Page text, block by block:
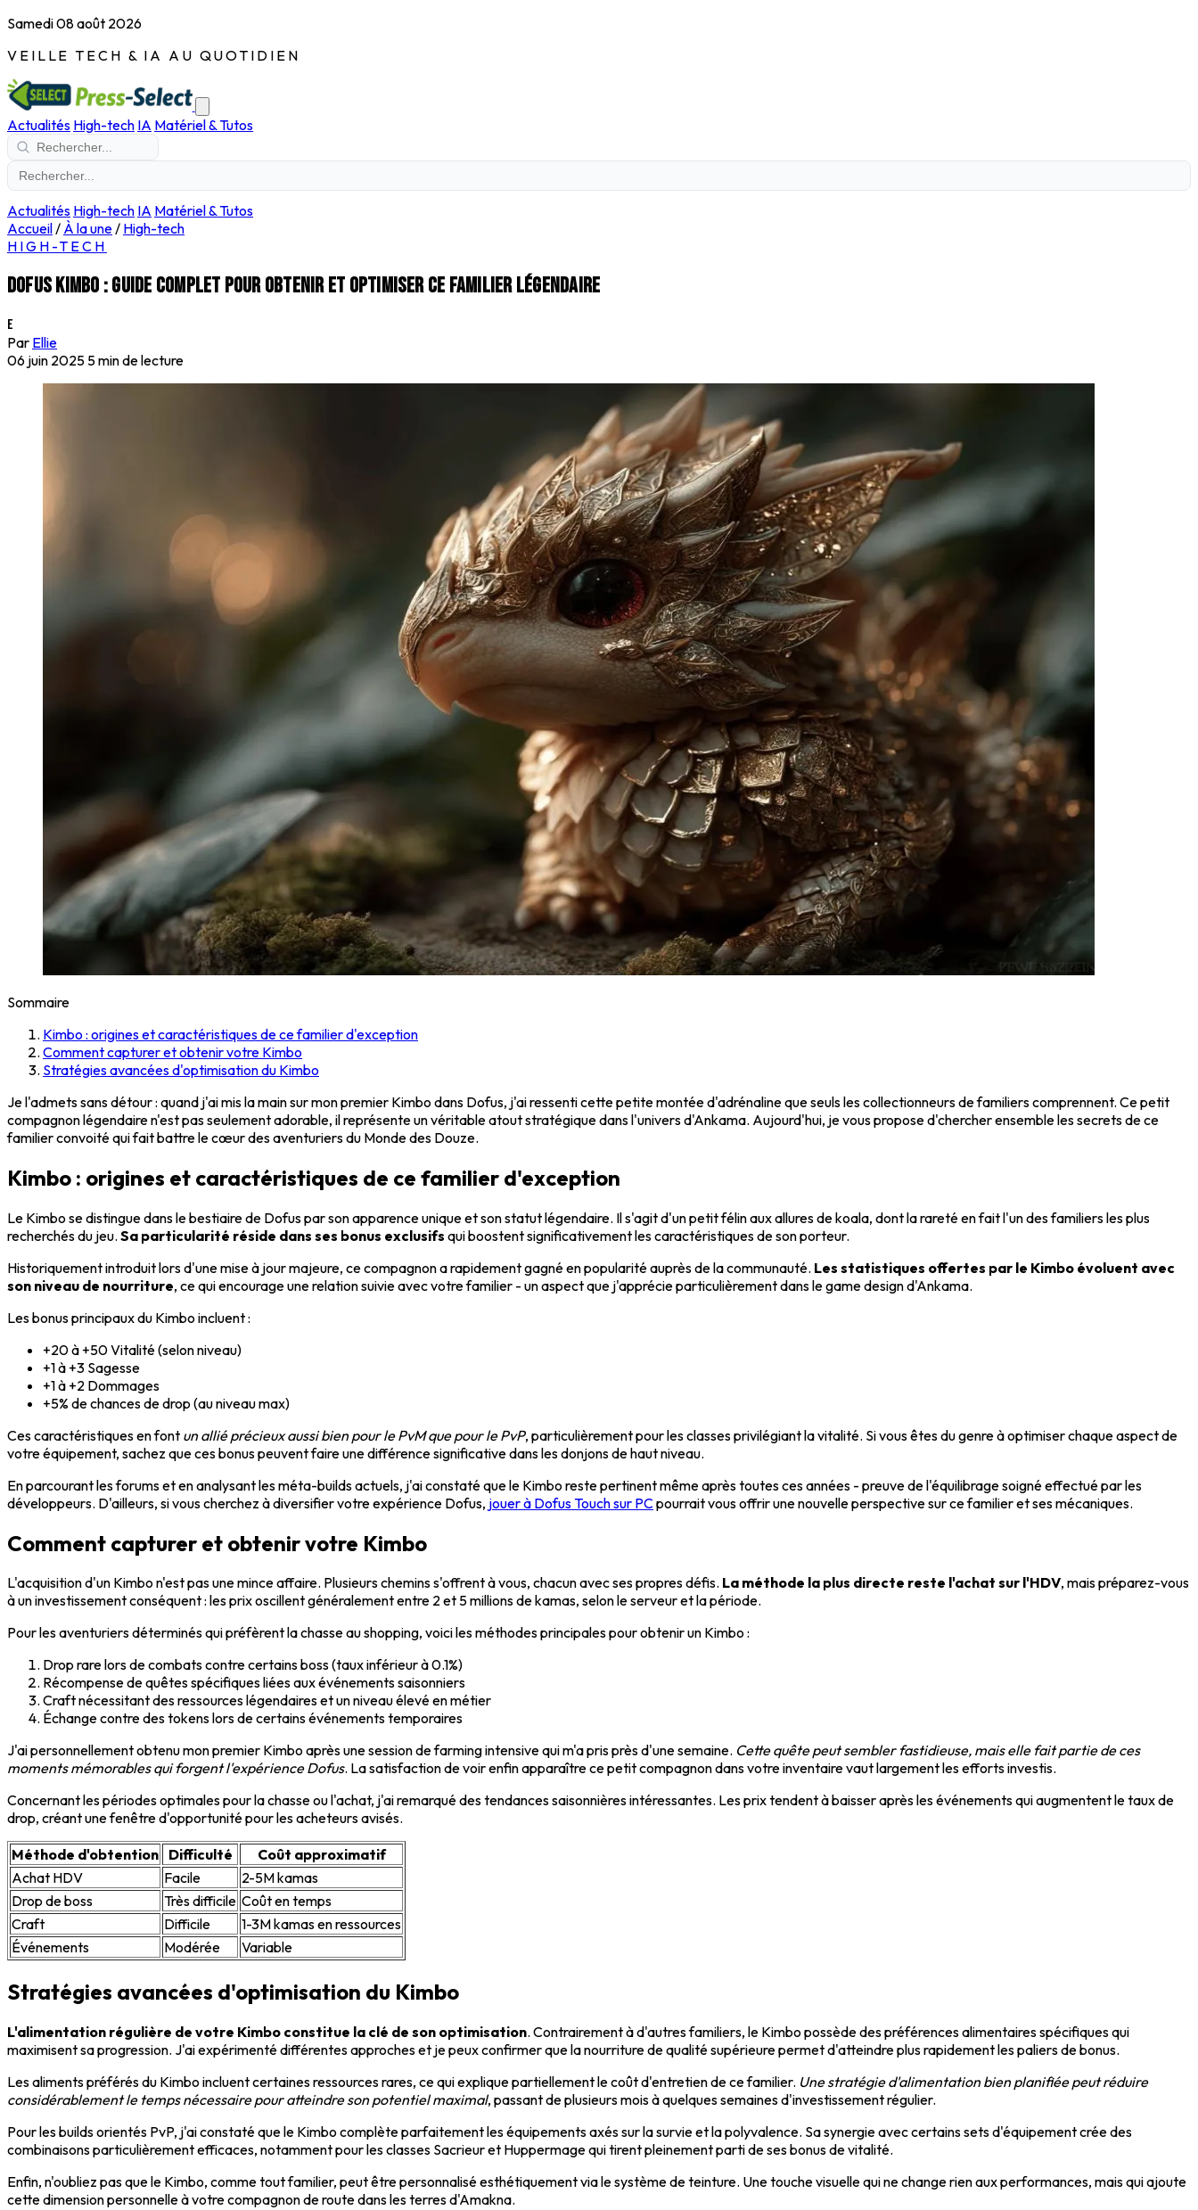
Samedi 08 août 2026
VEILLE TECH & IA AU QUOTIDIEN
Actualités High-tech IA Matériel & Tutos
Actualités High-tech IA Matériel & Tutos
Accueil/ À la une/ High-tech
HIGH-TECH
Dofus Kimbo : guide complet pour obtenir et optimiser ce familier légendaire
E
Par Ellie
06 juin 2025 5 min de lecture
Sommaire
Kimbo : origines et caractéristiques de ce familier d'exception
Comment capturer et obtenir votre Kimbo
Stratégies avancées d'optimisation du Kimbo
Je l'admets sans détour : quand j'ai mis la main sur mon premier Kimbo dans Dofus, j'ai ressenti cette petite montée d'adrénaline que seuls les collectionneurs de familiers comprennent. Ce petit
compagnon légendaire n'est pas seulement adorable, il représente un véritable atout stratégique dans l'univers d'Ankama. Aujourd'hui, je vous propose d'chercher ensemble les secrets de ce
familier convoité qui fait battre le cœur des aventuriers du Monde des Douze.
Kimbo : origines et caractéristiques de ce familier d'exception
Le Kimbo se distingue dans le bestiaire de Dofus par son apparence unique et son statut légendaire. Il s'agit d'un petit félin aux allures de koala, dont la rareté en fait l'un des familiers les plus
recherchés du jeu. Sa particularité réside dans ses bonus exclusifs qui boostent significativement les caractéristiques de son porteur.
Historiquement introduit lors d'une mise à jour majeure, ce compagnon a rapidement gagné en popularité auprès de la communauté. Les statistiques offertes par le Kimbo évoluent avec
son niveau de nourriture, ce qui encourage une relation suivie avec votre familier - un aspect que j'apprécie particulièrement dans le game design d'Ankama.
Les bonus principaux du Kimbo incluent :
+20 à +50 Vitalité (selon niveau)
+1 à +3 Sagesse
+1 à +2 Dommages
+5% de chances de drop (au niveau max)
Ces caractéristiques en font un allié précieux aussi bien pour le PvM que pour le PvP, particulièrement pour les classes privilégiant la vitalité. Si vous êtes du genre à optimiser chaque aspect de
votre équipement, sachez que ces bonus peuvent faire une différence significative dans les donjons de haut niveau.
En parcourant les forums et en analysant les méta-builds actuels, j'ai constaté que le Kimbo reste pertinent même après toutes ces années - preuve de l'équilibrage soigné effectué par les
développeurs. D'ailleurs, si vous cherchez à diversifier votre expérience Dofus, jouer à Dofus Touch sur PCpourrait vous offrir une nouvelle perspective sur ce familier et ses mécaniques.
Comment capturer et obtenir votre Kimbo
L'acquisition d'un Kimbo n'est pas une mince affaire. Plusieurs chemins s'offrent à vous, chacun avec ses propres défis. La méthode la plus directe reste l'achat sur l'HDV, mais préparez-vous
à un investissement conséquent : les prix oscillent généralement entre 2 et 5 millions de kamas, selon le serveur et la période.
Pour les aventuriers déterminés qui préfèrent la chasse au shopping, voici les méthodes principales pour obtenir un Kimbo :
Drop rare lors de combats contre certains boss (taux inférieur à 0.1%)
Récompense de quêtes spécifiques liées aux événements saisonniers
Craft nécessitant des ressources légendaires et un niveau élevé en métier
Échange contre des tokens lors de certains événements temporaires
J'ai personnellement obtenu mon premier Kimbo après une session de farming intensive qui m'a pris près d'une semaine. Cette quête peut sembler fastidieuse, mais elle fait partie de ces
moments mémorables qui forgent l'expérience Dofus. La satisfaction de voir enfin apparaître ce petit compagnon dans votre inventaire vaut largement les efforts investis.
Concernant les périodes optimales pour la chasse ou l'achat, j'ai remarqué des tendances saisonnières intéressantes. Les prix tendent à baisser après les événements qui augmentent le taux de
drop, créant une fenêtre d'opportunité pour les acheteurs avisés.
Méthode d'obtention Difficulté
Coût approximatif
Achat HDV
Facile
2-5M kamas
Drop de boss
Très difficile Coût en temps
Craft
Difficile
1-3M kamas en ressources
Événements
Modérée Variable
Stratégies avancées d'optimisation du Kimbo
L'alimentation régulière de votre Kimbo constitue la clé de son optimisation. Contrairement à d'autres familiers, le Kimbo possède des préférences alimentaires spécifiques qui
maximisent sa progression. J'ai expérimenté différentes approches et je peux confirmer que la nourriture de qualité supérieure permet d'atteindre plus rapidement les paliers de bonus.
Les aliments préférés du Kimbo incluent certaines ressources rares, ce qui explique partiellement le coût d'entretien de ce familier. Une stratégie d'alimentation bien planifiée peut réduire
considérablement le temps nécessaire pour atteindre son potentiel maximal, passant de plusieurs mois à quelques semaines d'investissement régulier.
Pour les builds orientés PvP, j'ai constaté que le Kimbo complète parfaitement les équipements axés sur la survie et la polyvalence. Sa synergie avec certains sets d'équipement crée des
combinaisons particulièrement efficaces, notamment pour les classes Sacrieur et Huppermage qui tirent pleinement parti de ses bonus de vitalité.
Enfin, n'oubliez pas que le Kimbo, comme tout familier, peut être personnalisé esthétiquement via le système de teinture. Une touche visuelle qui ne change rien aux performances, mais qui ajoute
cette dimension personnelle à votre compagnon de route dans les terres d'Amakna.